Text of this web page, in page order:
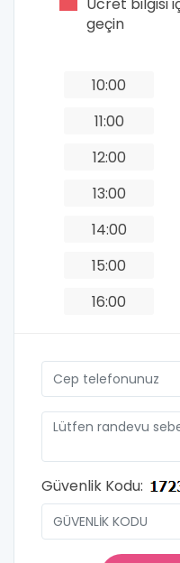
geçin
10:00
11:00
12:00
13:00
14:00
15:00
16:00
Güvenlik Kodu: